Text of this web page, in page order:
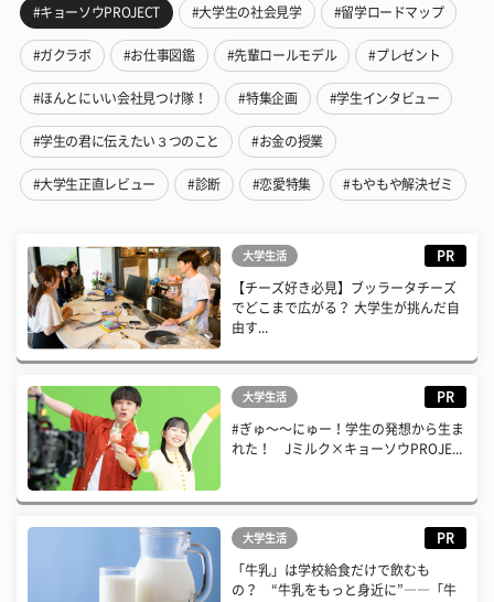
#キョーソウPROJECT #大学生の社会見学 #留学ロードマップ
#ガクラボ #お仕事図鑑 #先輩ロールモデル #プレゼント
#ほんとにいい会社見つけ隊！ #特集企画 #学生インタビュー
#学生の君に伝えたい３つのこと #お金の授業
#大学生正直レビュー #診断 #恋愛特集 #もやもや解決ゼミ
大学生活 PR
【チーズ好き必見】ブッラータチーズ
でどこまで広がる？ 大学生が挑んだ自
由す...
大学生活 PR
#ぎゅ〜〜にゅー！学生の発想から生ま
れた！ Jミルク×キョーソウPROJE...
大学生活 PR
「牛乳」は学校給食だけで飲むも
の？ “牛乳をもっと身近に”――「牛